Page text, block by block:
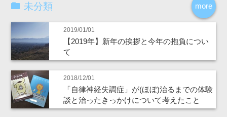
more
未分類
2019/01/01
【2019年】新年の挨拶と今年の抱負につい
て
2018/12/01
「自律神経失調症」が(ほぼ)治るまでの体験
談と治ったきっかけについて考えたこと